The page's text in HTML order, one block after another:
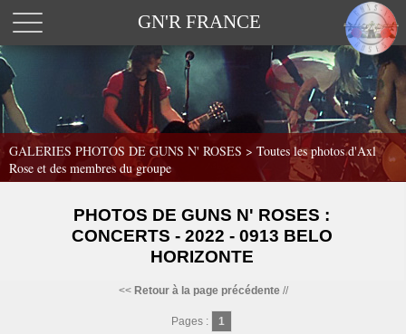
GN'R FRANCE
GALERIES PHOTOS DE GUNS N' ROSES > Toutes les photos d'Axl
Rose et des membres du groupe
PHOTOS DE GUNS N' ROSES :
CONCERTS - 2022 - 0913 BELO
HORIZONTE
<< Retour à la page précédente//
Pages : 1